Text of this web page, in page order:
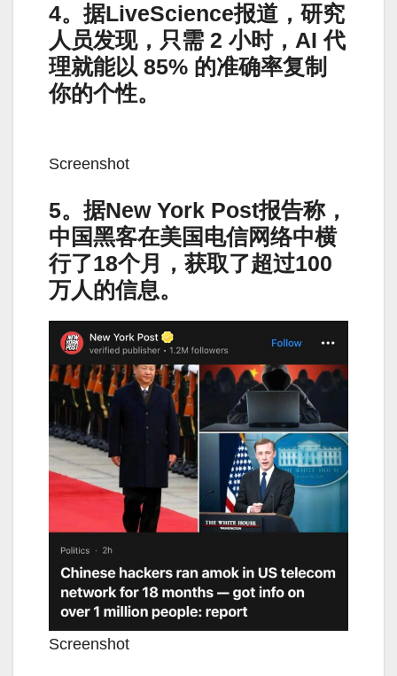
4。据LiveScience报道，研究
人员发现，只需 2 小时，AI 代
理就能以 85% 的准确率复制
你的个性。
Screenshot
5。据New York Post报告称，
中国黑客在美国电信网络中横
行了18个月，获取了超过100
万人的信息。
Screenshot